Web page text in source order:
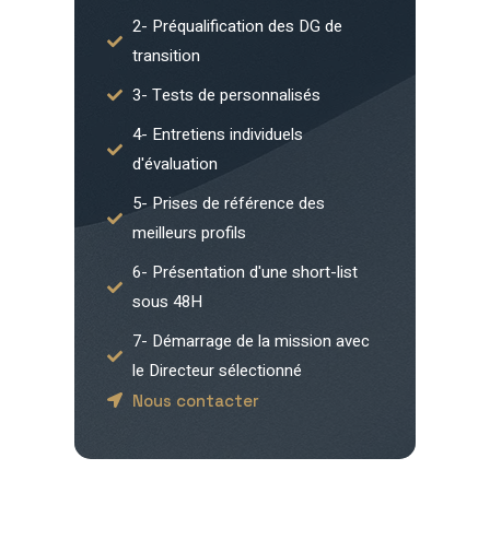
2- Préqualification des DG de
transition
3- Tests de personnalisés
4- Entretiens individuels
d'évaluation
5- Prises de référence des
meilleurs profils
6- Présentation d'une short-list
sous 48H
7- Démarrage de la mission avec
le Directeur sélectionné
Nous contacter